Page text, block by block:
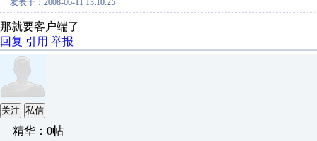
发表于：2008-06-11 13:10:25
那就要客户端了
回复 引用 举报
关注 私信
精华：0帖